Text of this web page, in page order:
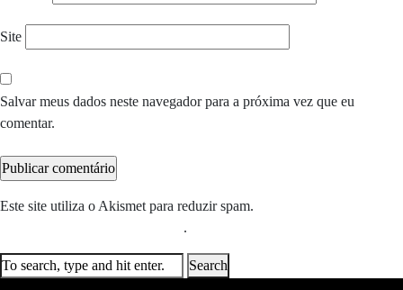
Site
Salvar meus dados neste navegador para a próxima vez que eu
comentar.
Este site utiliza o Akismet para reduzir spam.
.
Search